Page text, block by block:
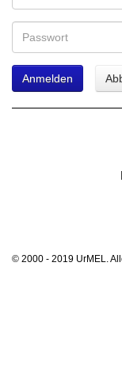
Anmelden
© 2000 - 2019 UrMEL.